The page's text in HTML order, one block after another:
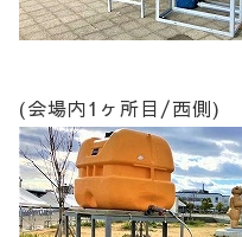
(会場内1ヶ所目/西側)